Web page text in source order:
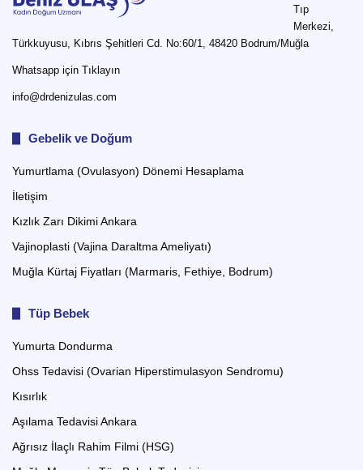
Tıp
Merkezi,
Türkkuyusu, Kıbrıs Şehitleri Cd. No:60/1, 48420 Bodrum/Muğla
Whatsapp için Tıklayın
info@drdenizulas.com
Gebelik ve Doğum
Yumurtlama (Ovulasyon) Dönemi Hesaplama
İletişim
Kızlık Zarı Dikimi Ankara
Vajinoplasti (Vajina Daraltma Ameliyatı)
Muğla Kürtaj Fiyatları (Marmaris, Fethiye, Bodrum)
Tüp Bebek
Yumurta Dondurma
Ohss Tedavisi (Ovarian Hiperstimulasyon Sendromu)
Kısırlık
Aşılama Tedavisi Ankara
Ağrısız İlaçlı Rahim Filmi (HSG)